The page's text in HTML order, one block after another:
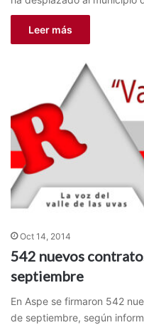
Leer más
Oct 14, 2014
542 nuevos
septiembre
En Aspe se firmaron 542
de septiembre, según